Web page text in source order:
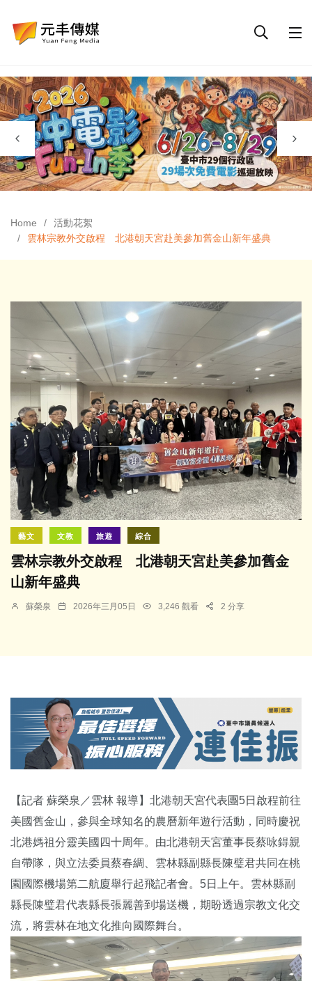
Home
活動花絮
雲林宗教外交啟程 北港朝天宮赴美參加舊金山新年盛典
藝文 文教 旅遊 綜合
雲林宗教外交啟程 北港朝天宮赴美參加舊金
山新年盛典
蘇榮泉 2026年三月05日 3,246 觀看 2 分享
【記者 蘇榮泉／雲林 報導】北港朝天宮代表團5日啟程前往
美國舊金山，參與全球知名的農曆新年遊行活動，同時慶祝
北港媽祖分靈美國四十周年。由北港朝天宮董事長蔡咏鍀親
自帶隊，與立法委員蔡春綢、雲林縣副縣長陳璧君共同在桃
園國際機場第二航廈舉行起飛記者會。5日上午。雲林縣副
縣長陳璧君代表縣長張麗善到場送機，期盼透過宗教文化交
流，將雲林在地文化推向國際舞台。